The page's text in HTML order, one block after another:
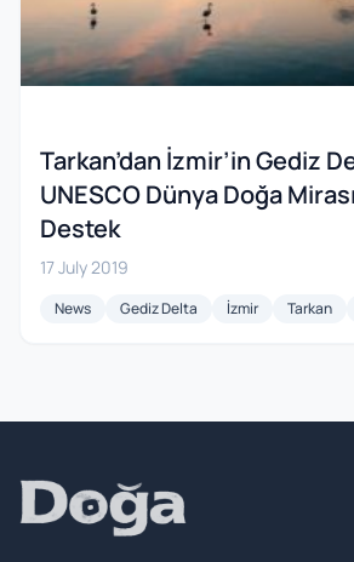
Tarkan’dan İzmir’in Gediz
UNESCO Dünya Doğa
Destek
17 July 2019
News Gediz Delta İzmir Tarkan